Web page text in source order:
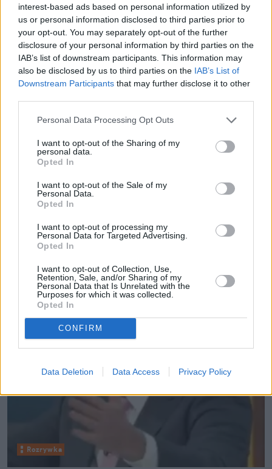
interest-based ads based on personal information utilized by
us or personal information disclosed to third parties prior to
your opt-out. You may separately opt-out of the further
disclosure of your personal information by third parties on the
IAB’s list of downstream participants. This information may
also be disclosed by us to third parties on the IAB’s List of
Downstream Participants that may further disclose it to other
Personal Data Processing Opt Outs
I want to opt-out of the Sharing of my
personal data.
Opted In
I want to opt-out of the Sale of my
Personal Data.
Opted In
I want to opt-out of processing my
Personal Data for Targeted Advertising.
Opted In
I want to opt-out of Collection, Use,
Retention, Sale, and/or Sharing of my
Personal Data that Is Unrelated with the
Purposes for which it was collected.
Opted In
CONFIRM
Data Deletion Data Access Privacy Policy
Dziennikarz nie urywa radości z rezultatu śledztwa.
Sussex podczas wywiadu z Oprah Winfrey, z
których wiele okazało się nieprawdziwymi. To
zwycięstwo wolności słowa i głośna porażka
powinniśmy być zmuszeni wierzyć w każde
wypowiedziane przez nich słowo" – napisał na
Twitterze.
Czytaj także:
Rozrywka